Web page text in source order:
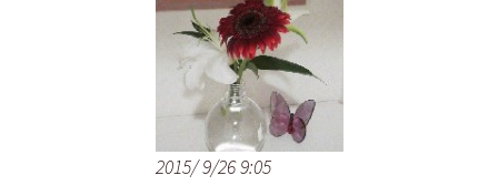
2015/ 9/26 9:05